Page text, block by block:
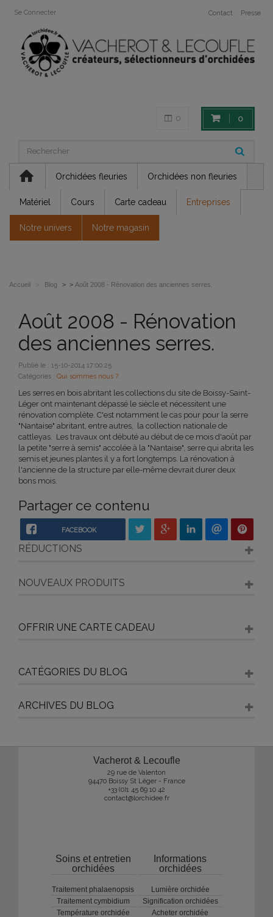
Contact Presse
Se Connecter
0
0
Orchidées fleuries Orchidées non fleuries
Matériel Cours Carte cadeau Entreprises
Notre univers Notre magasin
Accueil Blog > > Août 2008 - Rénovation des anciennes serres.
Août 2008 - Rénovation
des anciennes serres.
Publié le : 15-10-2014 17:00:25
Catégories : Qui sommes nous ?
Les serres en bois abritant les collections du site de Boissy-Saint-
Léger ont maintenant dépassé le siècle et nécessitent une
rénovation complète. C'est notamment le cas pour pour la serre
"Nantaise" abritant, entre autres, la collection nationale de
cattleyas. Les travaux ont débuté au début de ce mois d'août par
la petite "serre à semis" accolée à la "Nantaise", serre qui abrita les
semis et jeunes plantes il y a fort longtemps. La rénovation à
l'ancienne de la structure par elle-même devrait durer deux
bons mois.
Partager ce contenu
FACEBOOK
RÉDUCTIONS
NOUVEAUX PRODUITS
OFFRIR UNE CARTE CADEAU
CATÉGORIES DU BLOG
ARCHIVES DU BLOG
Vacherot & Lecoufle
29 rue de Valenton
94470 Boissy St Léger - France
+33 (0)1 45 69 10 42
contact@lorchidee.fr
Soins et entretien
orchidées
Traitement phalaenopsis
Traitement cymbidium
Température orchidée
Informations
orchidées
Lumière orchidée
Signification orchidées
Acheter orchidée